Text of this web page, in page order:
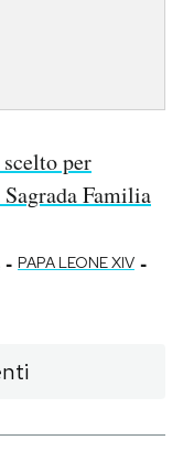
per
Familia
- PAPA LEONE XIV -